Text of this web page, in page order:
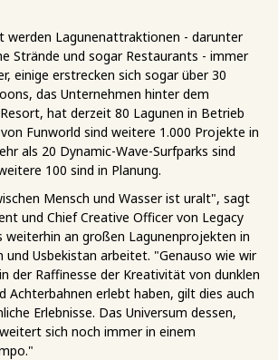
werden Lagunenattraktionen - darunter
Strände und sogar Restaurants - immer
einige erstrecken sich sogar über 30
das Unternehmen hinter dem
hat derzeit 80 Lagunen in Betrieb
Funworld sind weitere 1.000 Projekte in
als 20 Dynamic-Wave-Surfparks sind
100 sind in Planung.
Mensch und Wasser ist uralt", sagt
und Chief Creative Officer von Legacy
weiterhin an großen Lagunenprojekten in
und Usbekistan arbeitet. "Genauso wie wir
der Raffinesse der Kreativität von dunklen
Achterbahnen erlebt haben, gilt dies auch
Erlebnisse. Das Universum dessen,
sich noch immer in einem